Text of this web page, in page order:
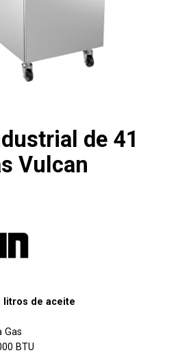
de 41
Vulcan
litros de aceite
Gas
BTU